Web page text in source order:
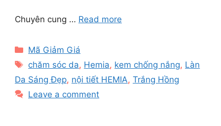
Chuyên cung … Read more
Categories
Mã Giảm Giá
Tags
chăm sóc da, Hemia, kem chống nắng, Làn
Da Sáng Đẹp, nội tiết HEMIA, Trắng Hồng
Leave a comment